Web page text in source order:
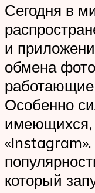
Сегодня в
и
обмена
работающие
Особенно
имеющихся,
который